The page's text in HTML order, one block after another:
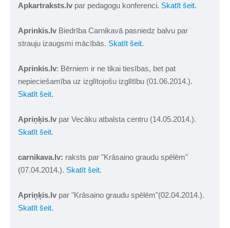
Apkartraksts.lv par pedagogu konferenci. Skatīt šeit.
Aprinkis.lv Biedrība Carnikavā pasniedz balvu par
strauju izaugsmi mācībās. Skatīt šeit.
Aprinkis.lv: Bērniem ir ne tikai tiesības, bet pat
nepieciešamība uz izglītojošu izglītību (01.06.2014.).
Skatīt šeit.
Apriņķis.lv par Vecāku atbalsta centru (14.05.2014.).
Skatīt šeit.
carnikava.lv: raksts par "Krāsaino graudu spēlēm"
(07.04.2014.). Skatīt šeit.
Apriņķis.lv par "Krāsaino graudu spēlēm"(02.04.2014.).
Skatīt šeit.